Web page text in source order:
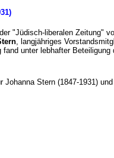
"Jüdisch-liberalen Zeitung"
, langjähriges
fand unter lebhafter
Johanna Stern (1847-1931)